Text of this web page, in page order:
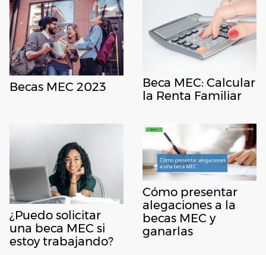
Becas MEC 2023
Beca MEC: Calcular
la Renta Familiar
¿Puedo solicitar
una beca MEC si
estoy trabajando?
Cómo presentar
alegaciones a la
becas MEC y
ganarlas